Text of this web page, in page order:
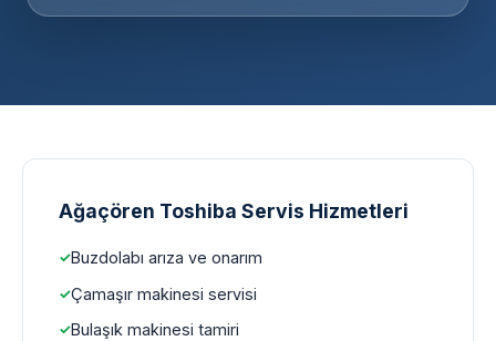
Ağaçören Toshiba Servis Hizmetleri
Buzdolabı arıza ve onarım
Çamaşır makinesi servisi
Bulaşık makinesi tamiri